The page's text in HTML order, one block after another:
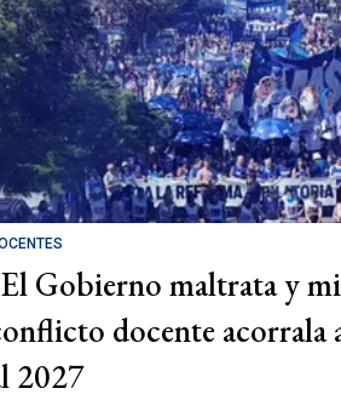
Gobierno maltrata y
docente acorrala
2027